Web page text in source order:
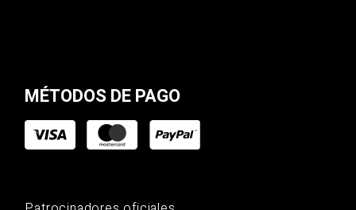
MÉTODOS DE PAGO